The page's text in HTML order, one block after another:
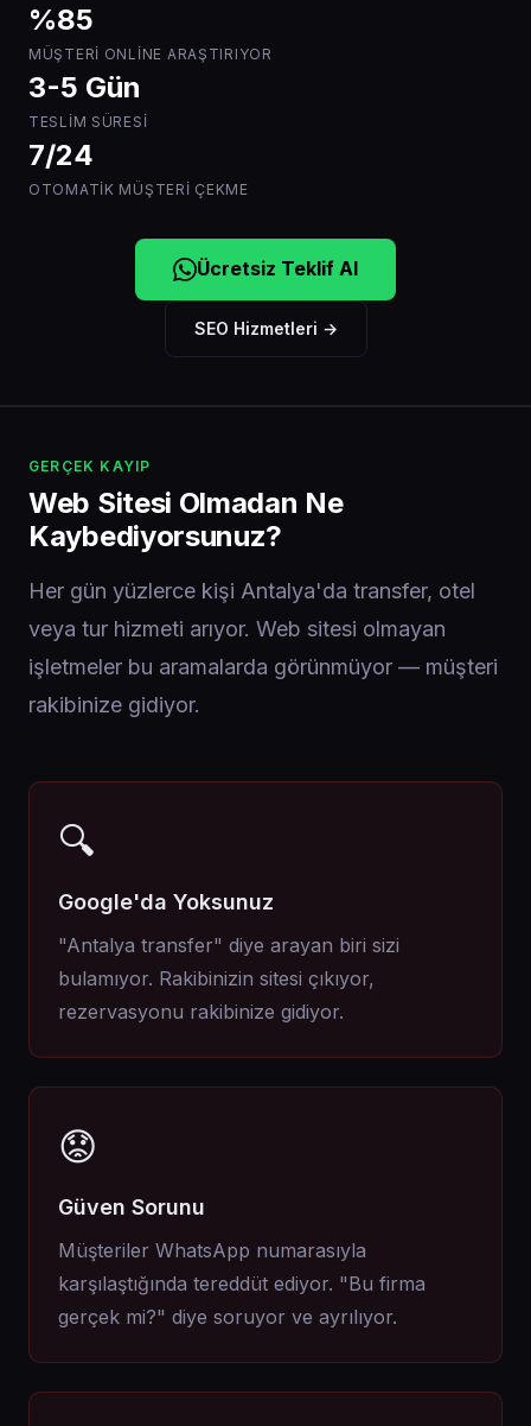
%85
MÜŞTERI ONLINE ARAŞTIRIYOR
3-5 Gün
TESLIM SÜRESI
7/24
OTOMATIK MÜŞTERI ÇEKME
Ücretsiz Teklif Al
SEO Hizmetleri →
GERÇEK KAYIP
Web Sitesi Olmadan Ne
Kaybediyorsunuz?
Her gün yüzlerce kişi Antalya'da transfer, otel
veya tur hizmeti arıyor. Web sitesi olmayan
işletmeler bu aramalarda görünmüyor — müşteri
rakibinize gidiyor.
🔍
Google'da Yoksunuz
"Antalya transfer" diye arayan biri sizi
bulamıyor. Rakibinizin sitesi çıkıyor,
rezervasyonu rakibinize gidiyor.
😟
Güven Sorunu
Müşteriler WhatsApp numarasıyla
karşılaştığında tereddüt ediyor. "Bu firma
gerçek mi?" diye soruyor ve ayrılıyor.